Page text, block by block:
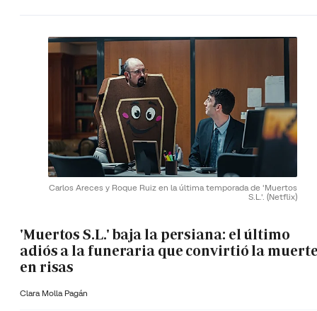
Carlos Areces y Roque Ruiz en la última temporada de 'Muertos
S.L.'. (Netflix)
'Muertos S.L.' baja la persiana: el último
adiós a la funeraria que convirtió la
en risas
Clara Molla Pagán